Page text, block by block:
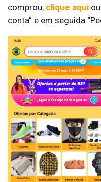
comprou, clique aqui
conta” e em seguida